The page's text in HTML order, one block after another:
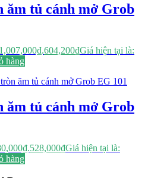
ăm tủ cánh mở Grob
604,200₫Giá hiện tại là:
hàng
ăm tủ cánh mở Grob
528,000₫Giá hiện tại là:
hàng